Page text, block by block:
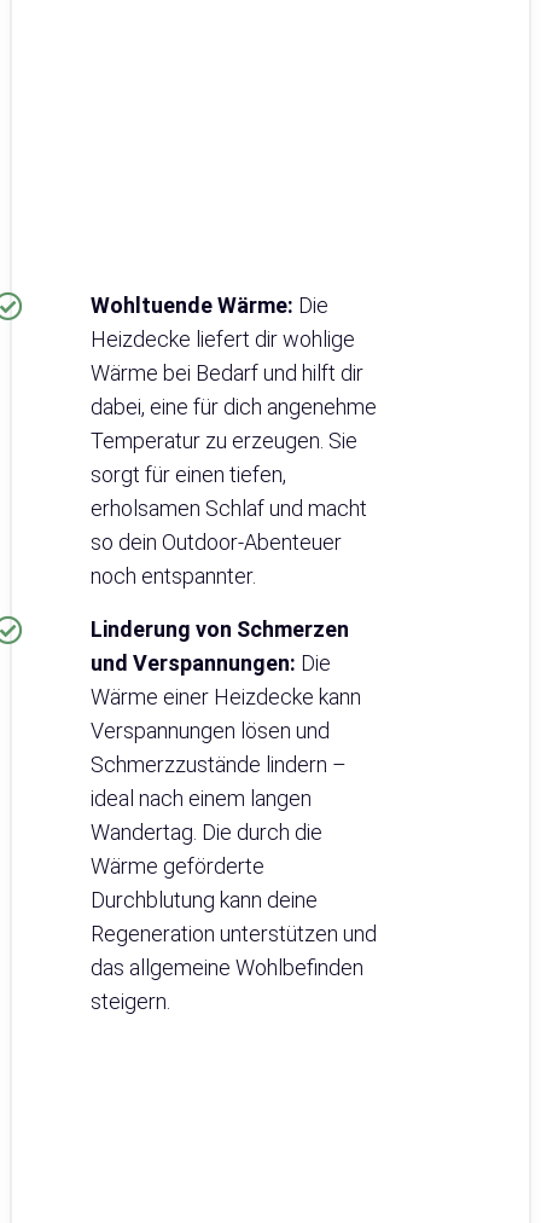
Wohltuende Wärme: Die
Heizdecke liefert dir wohlige
Wärme bei Bedarf und hilft dir
dabei, eine für dich angenehme
Temperatur zu erzeugen. Sie
sorgt für einen tiefen,
erholsamen Schlaf und macht
so dein Outdoor-Abenteuer
noch entspannter.
Linderung von Schmerzen
und Verspannungen: Die
Wärme einer Heizdecke kann
Verspannungen lösen und
Schmerzzustände lindern –
ideal nach einem langen
Wandertag. Die durch die
Wärme geförderte
Durchblutung kann deine
Regeneration unterstützen und
das allgemeine Wohlbefinden
steigern.